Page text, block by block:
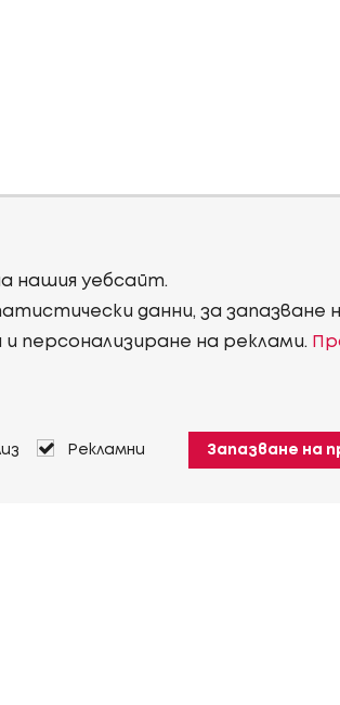
нашия уебсайт.
данни, за запазване
персонализиране на реклами.
Рекламни Запазване на